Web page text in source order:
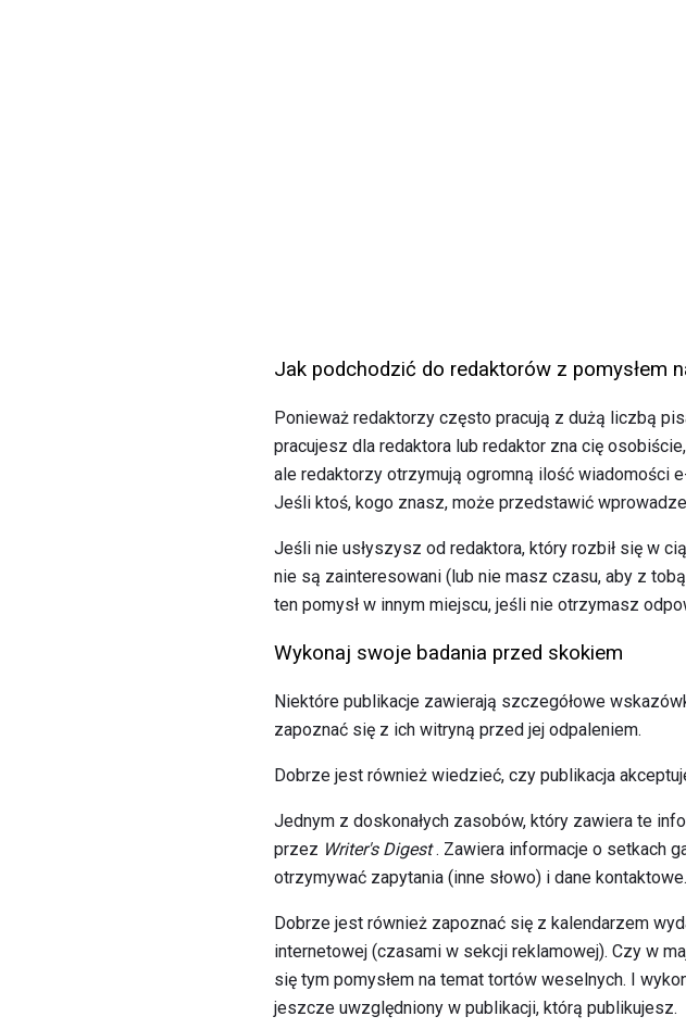
Jak podchodzić do redaktorów z pomysłem
Ponieważ redaktorzy często pracują z dużą liczbą
pracujesz dla redaktora lub redaktor zna cię
ale redaktorzy otrzymują ogromną ilość wiadomości
Jeśli ktoś, kogo znasz, może przedstawić
Jeśli nie usłyszysz od redaktora, który rozbił się w
nie są zainteresowani (lub nie masz czasu, aby z
ten pomysł w innym miejscu, jeśli nie otrzymasz
Wykonaj swoje badania przed skokiem
Niektóre publikacje zawierają szczegółowe
zapoznać się z ich witryną przed jej odpaleniem.
Dobrze jest również wiedzieć, czy publikacja
Jednym z doskonałych zasobów, który zawiera te
przez Writer's Digest. Zawiera informacje o setkach
otrzymywać zapytania (inne słowo) i dane kontaktowe.
Dobrze jest również zapoznać się z kalendarzem
internetowej (czasami w sekcji reklamowej). Czy w
się tym pomysłem na temat tortów weselnych. I
jeszcze uwzględniony w publikacji, którą publikujesz.